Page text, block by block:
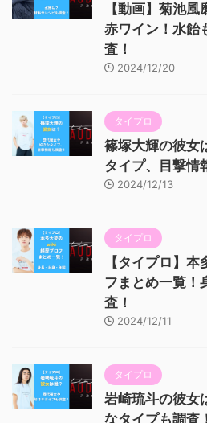
【動画】菊池
赤ワイン！水飴
査！
2024/12/20
タイプロ
篠塚大輝の彼女
タイプ、目撃情
2024/12/13
タイプロ
【タイプロ】
フまとめ一覧！
査！
2024/12/11
タイプロ
岩崎琉斗の彼女
なタイプも調査